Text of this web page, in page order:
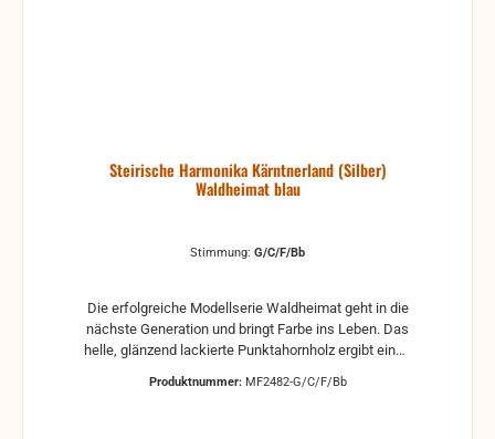
Steirische Harmonika Kärntnerland (Silber)
Waldheimat blau
Stimmung: G/C/F/Bb
Die erfolgreiche Modellserie Waldheimat geht in die
nächste Generation und bringt Farbe ins Leben. Das
helle, glänzend lackierte Punktahornholz ergibt einen
Produktnummer: MF2482-G/C/F/Bb